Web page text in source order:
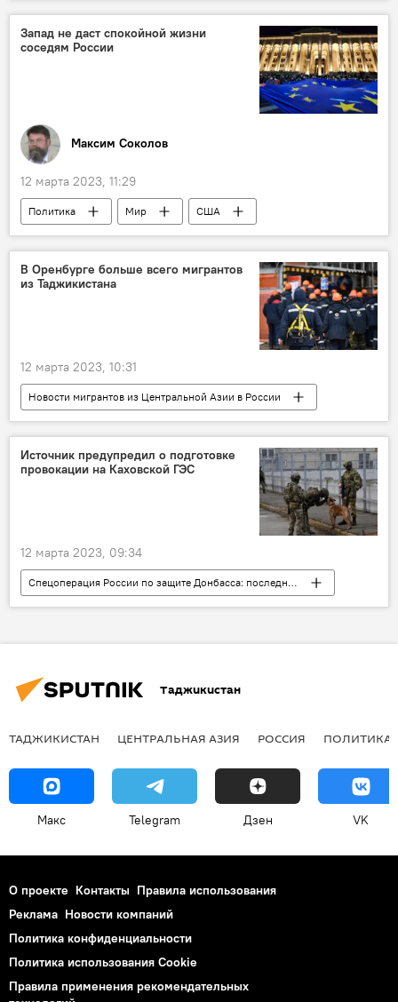
Запад не даст спокойной жизни
соседям России
Максим Соколов
12 марта 2023, 11:29
Политика Мир
США
Центральная Азия
Колумнисты
Аналитика
В Оренбурге больше всего мигрантов
из Таджикистана
12 марта 2023, 10:31
Новости мигрантов из Центральной Азии в России
Россия
Таджикистан
СНГ
Источник предупредил о подготовке
провокации на Каховской ГЭС
12 марта 2023, 09:34
Спецоперация России по защите Донбасса: последние новости
Украина
Россия
безопасность
Таджикистан
ТАДЖИКИСТАН ЦЕНТРАЛЬНАЯ АЗИЯ РОССИЯ ПОЛИТИКА
Макс Telegram Дзен VK
О проекте Контакты Правила использования
Реклама Новости компаний
Политика конфиденциальности
Политика использования Cookie
Правила применения рекомендательных